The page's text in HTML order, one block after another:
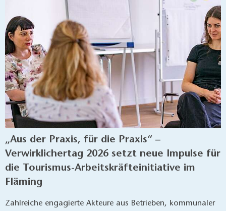
„Aus der Praxis, für die Praxis“ –
Verwirklichertag 2026 setzt neue Impulse für
die Tourismus-Arbeitskräfteinitiative im
Fläming
Zahlreiche engagierte Akteure aus Betrieben, kommunaler